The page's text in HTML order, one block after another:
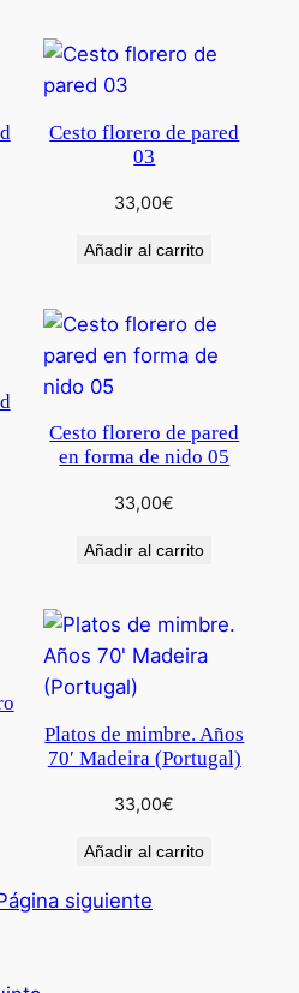
Cesto florero de pared
03
33,00€
Añadir al carrito
Cesto florero de pared
en forma de nido 05
33,00€
Añadir al carrito
Platos de mimbre. Años
70′ Madeira (Portugal)
33,00€
Añadir al carrito
siguiente